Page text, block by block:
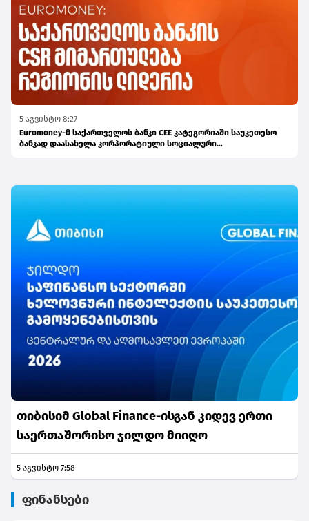
5 აგვისტო 8:27
Euromoney-მ საქართველოს ბანკი CEE კატეგორიაში საუკეთესო
ბანკად დაასახელა კორპორატიული სოციალური
თიბისიმ Global Finance-ისგან კიდევ ერთი
საერთაშორისო ჯილდო მიიღო
5 აგვისტო 7:58
ფინანსები